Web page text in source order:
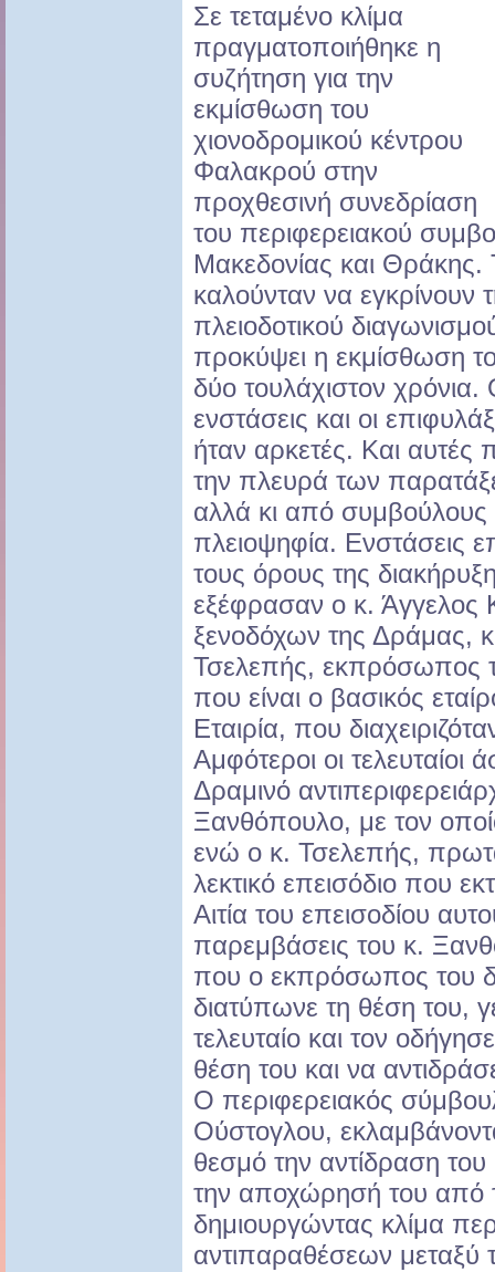
Σε τεταμένο κλίμα
πραγματοποιήθηκε η
συζήτηση για την
εκμίσθωση του
χιονοδρομικού κέντρου
Φαλακρού στην
προχθεσινή συνεδρίαση
του περιφερειακού
Μακεδονίας και Θράκης.
καλούνταν να εγκρίνουν
πλειοδοτικού
προκύψει η εκμίσθωση
δύο τουλάχιστον χρόνια.
ενστάσεις και οι
ήταν αρκετές. Και αυτές
την πλευρά των
αλλά κι από συμβούλους
πλειοψηφία. Ενστάσεις
τους όρους της
εξέφρασαν ο κ. Άγγελος
ξενοδόχων της Δράμας,
Τσελεπής, εκπρόσωπος
που είναι ο βασικός
Εταιρία, που
Αμφότεροι οι τελευταίοι
Δραμινό
Ξανθόπουλο, με τον
ενώ ο κ. Τσελεπής,
λεκτικό επεισόδιο που
Αιτία του επεισοδίου
παρεμβάσεις του κ.
που ο εκπρόσωπος του
διατύπωνε τη θέση του,
τελευταίο και τον
θέση του και να
Ο περιφερειακός
Ούστογλου,
θεσμό την αντίδραση
την αποχώρησή του από
δημιουργώντας κλίμα
αντιπαραθέσεων